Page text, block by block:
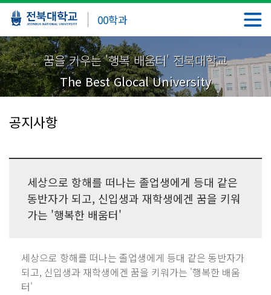
00학과
꿈을 키우는 '행복 배움터' 전북대학교
The Best Glocal University
공지사항
세상으로 항해를 떠나는 졸업생에게 등대 같은
동반자가 되고, 신입생과 재학생에겐 꿈을 키워
가는 '행복한 배움터'
세상으로 항해를 떠나는 졸업생에게 등대 같은 동반자가
되고, 신입생과 재학생에겐 꿈을 키워가는 '행복한 배움
터'